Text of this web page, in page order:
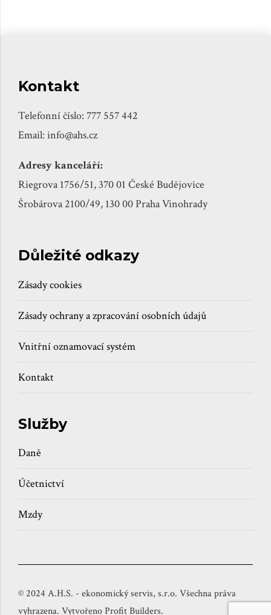
Kontakt
Telefonní číslo: 777 557 442
Email: info@ahs.cz
Adresy kanceláří:
Riegrova 1756/51, 370 01 České Budějovice
Šrobárova 2100/49, 130 00 Praha Vinohrady
Důležité odkazy
Zásady cookies
Zásady ochrany a zpracování osobních údajů
Vnitřní oznamovací systém
Kontakt
Služby
Daně
Účetnictví
Mzdy
© 2024 A.H.S. - ekonomický servis, s.r.o. Všechna práva
vyhrazena. Vytvořeno Profit Builders.